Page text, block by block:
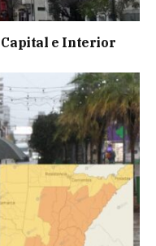
Capital e Interior